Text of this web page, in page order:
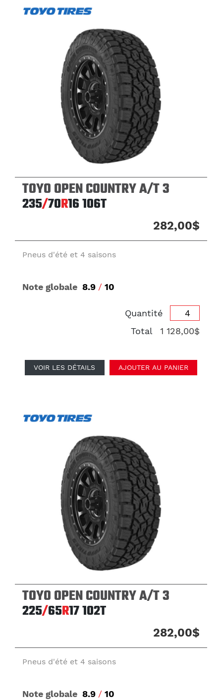
TOYO OPEN COUNTRY A/T 3
235/70R16106T
282,00$
Pneus d'été et 4 saisons
Note globale 8.9 / 10
Quantité
Total
1 128,00$
VOIR LES DÉTAILS AJOUTER AU PANIER
TOYO OPEN COUNTRY A/T 3
225/65R17102T
282,00$
Pneus d'été et 4 saisons
Note globale 8.9 / 10